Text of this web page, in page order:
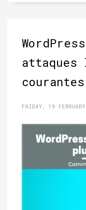
courantes
FRIDAY, 19